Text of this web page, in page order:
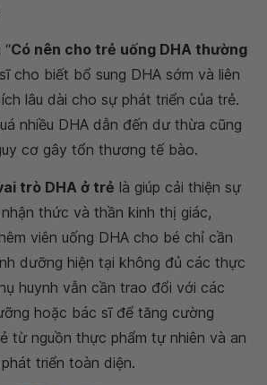
Có nên cho trẻ uống DHA thường
cho biết bổ sung DHA sớm và liên
lâu dài cho sự phát triển của trẻ.
nhiều DHA dẫn đến dư thừa cũng
cơ gây tổn thương tế bào.
trò DHA ở trẻ là giúp cải thiện sự
thức và thần kinh thị giác,
viên uống DHA cho bé chỉ cần
dưỡng hiện tại không đủ các thực
huynh vẫn cần trao đổi với các
hoặc bác sĩ để tăng cường
từ nguồn thực phẩm tự nhiên và an
triển toàn diện.